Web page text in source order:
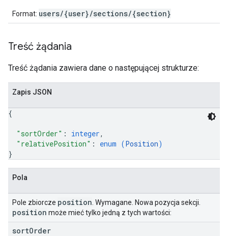
Format: users/{user}/sections/{section}
Treść żądania
Treść żądania zawiera dane o następującej strukturze:
Zapis JSON
{
"sortOrder" : integer,
"relativePosition" : enum (Position)
}
Pola
Pole zbiorcze position . Wymagane. Nowa pozycja sekcji.
position może mieć tylko jedną z tych wartości:
sortOrder